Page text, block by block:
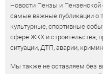
Новости Пензы и Пензенской
самые важные публикации о
культурные, спортивные
сфере ЖКХ и строительства,
ситуации, ДТП, аварии,
Мы также не оставляем без